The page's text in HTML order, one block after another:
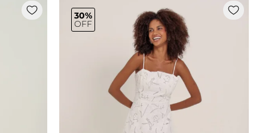
30%
OFF